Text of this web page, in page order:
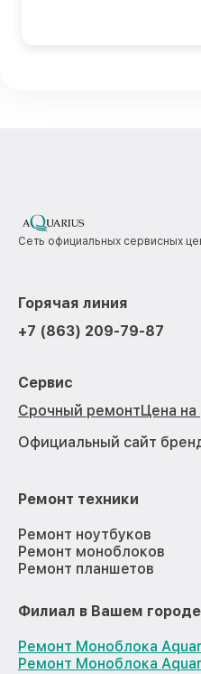
Сеть официальных сервисных
Горячая линия
+7 (863) 209-79-87
Сервис
Срочный ремонтЦена
Официальный сайт
Ремонт техники
Ремонт ноутбуков
Ремонт моноблоков
Ремонт планшетов
Филиал в Вашем городе
Ремонт Моноблока
Ремонт Моноблока